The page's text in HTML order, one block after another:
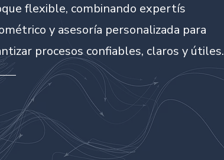
flexible, combinando expertís
y asesoría personalizada para
procesos confiables, claros y útiles.